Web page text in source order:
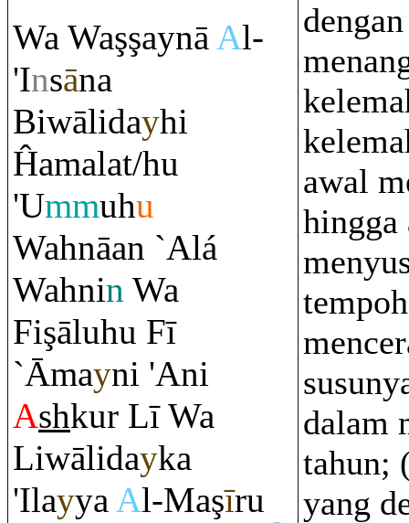
Wa WaşşaynāAl-
'Insāna
Biwālidayhi
Ĥamalat/hu
'Ummuhu
Wahnāan `Alá
Wahnin Wa
Fişāluhu Fī
`Āmayni 'Ani
Ashkur Lī Wa
Liwālidayka
'IlayyaAl-Maşīru
dengan
awal
hingga
tempoh
dalam
tahun;
yang